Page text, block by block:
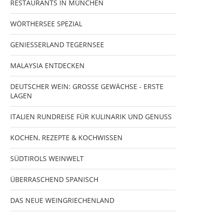
RESTAURANTS IN MÜNCHEN
WÖRTHERSEE SPEZIAL
GENIESSERLAND TEGERNSEE
MALAYSIA ENTDECKEN
DEUTSCHER WEIN: GROSSE GEWÄCHSE - ERSTE
LAGEN
ITALIEN RUNDREISE FÜR KULINARIK UND GENUSS
KOCHEN, REZEPTE & KOCHWISSEN
SÜDTIROLS WEINWELT
ÜBERRASCHEND SPANISCH
DAS NEUE WEINGRIECHENLAND